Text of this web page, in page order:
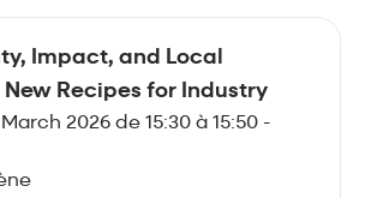
Impact, and Local
Recipes for Industry
2026 de 15:30 à 15:50 -